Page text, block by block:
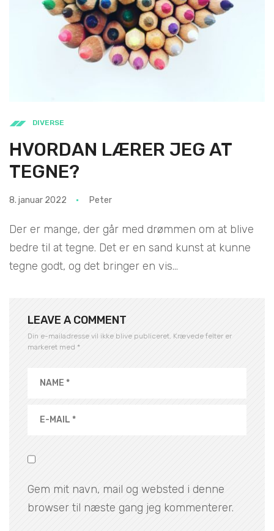
DIVERSE
HVORDAN LÆRER JEG AT
TEGNE?
8. januar 2022 Peter
Der er mange, der går med drømmen om at blive
bedre til at tegne. Det er en sand kunst at kunne
tegne godt, og det bringer en vis...
LEAVE A COMMENT
Din e-mailadresse vil ikke blive publiceret. Krævede felter er
markeret med *
Gem mit navn, mail og websted i denne
browser til næste gang jeg kommenterer.